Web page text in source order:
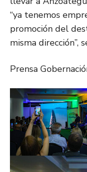
“ya tenemos
promoción del
misma dirección”,
Prensa